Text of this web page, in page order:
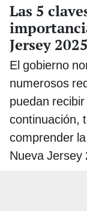
Las 5
Jersey 2025
El gobierno
numerosos
puedan
continuación,
comprender
Nueva Jersey